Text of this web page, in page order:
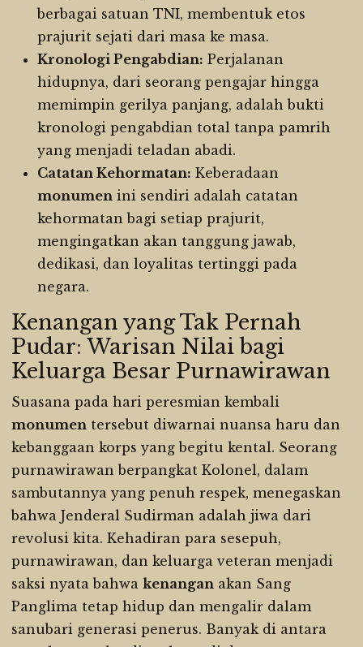
berbagai satuan TNI, membentuk etos
prajurit sejati dari masa ke masa.
Kronologi Pengabdian: Perjalanan
hidupnya, dari seorang pengajar hingga
memimpin gerilya panjang, adalah bukti
kronologi pengabdian total tanpa pamrih
yang menjadi teladan abadi.
Catatan Kehormatan: Keberadaan
monumen ini sendiri adalah catatan
kehormatan bagi setiap prajurit,
mengingatkan akan tanggung jawab,
dedikasi, dan loyalitas tertinggi pada
negara.
Kenangan yang Tak Pernah
Pudar: Warisan Nilai bagi
Keluarga Besar Purnawirawan
Suasana pada hari peresmian kembali
monumen tersebut diwarnai nuansa haru dan
kebanggaan korps yang begitu kental. Seorang
purnawirawan berpangkat Kolonel, dalam
sambutannya yang penuh respek, menegaskan
bahwa Jenderal Sudirman adalah jiwa dari
revolusi kita. Kehadiran para sesepuh,
purnawirawan, dan keluarga veteran menjadi
saksi nyata bahwa kenangan akan Sang
Panglima tetap hidup dan mengalir dalam
sanubari generasi penerus. Banyak di antara